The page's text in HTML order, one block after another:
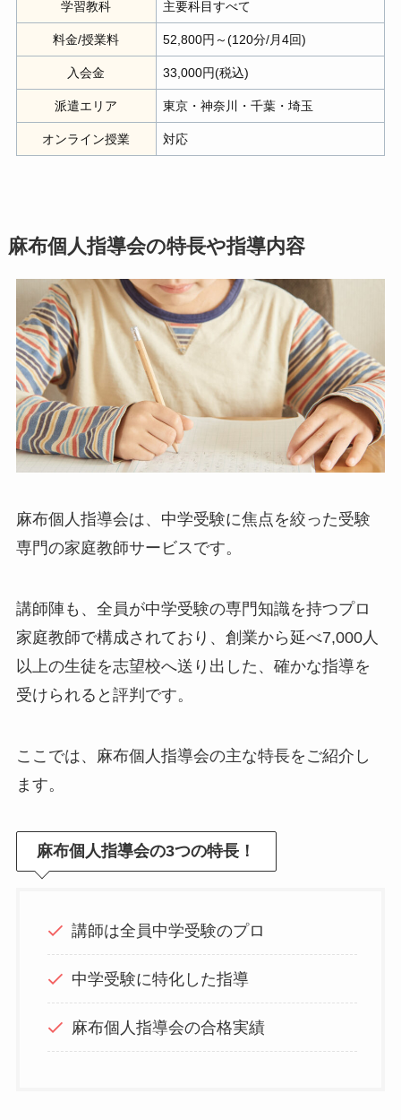
学習教科 主要科目すべて
料金/授業料 52,800円～(120分/月4回)
入会金 33,000円(税込)
派遣エリア 東京・神奈川・千葉・埼玉
オンライン授業 対応
麻布個人指導会の特長や指導内容
麻布個人指導会は、中学受験に焦点を絞った受験
専門の家庭教師サービスです。
講師陣も、全員が中学受験の専門知識を持つプロ
家庭教師で構成されており、創業から延べ7,000人
以上の生徒を志望校へ送り出した、確かな指導を
受けられると評判です。
ここでは、麻布個人指導会の主な特長をご紹介し
ます。
麻布個人指導会の3つの特長！
講師は全員中学受験のプロ
中学受験に特化した指導
麻布個人指導会の合格実績